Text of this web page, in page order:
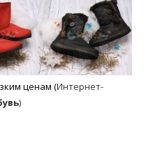
ценам (Интернет-
)